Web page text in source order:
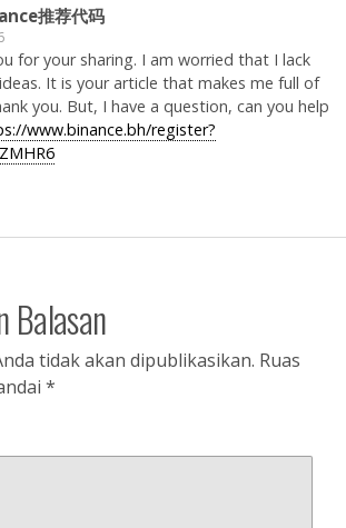
推荐代码
for your sharing. I am worried that I lack
It is your article that makes me full of
you. But, I have a question, can you help
www.binance.bh/register?
Balasan
tidak akan dipublikasikan. Ruas
*